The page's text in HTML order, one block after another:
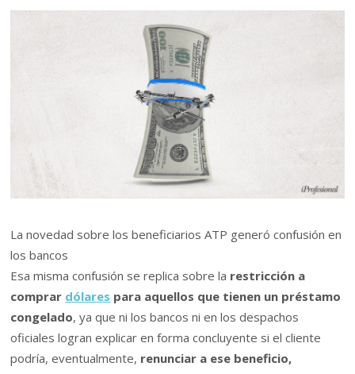
La novedad sobre los beneficiarios ATP generó confusión en
los bancos
Esa misma confusión se replica sobre la restricción a
comprar dólares para aquellos que tienen un préstamo
congelado, ya que ni los bancos ni en los despachos
oficiales logran explicar en forma concluyente si el cliente
podría, eventualmente, renunciar a ese beneficio,